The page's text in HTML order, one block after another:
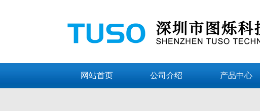
网站首页 公司介绍 产品中心